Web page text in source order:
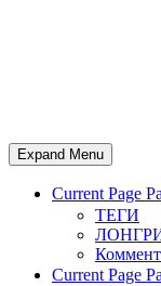
Expand Menu
Current Page
ТЕГИ
Current Page